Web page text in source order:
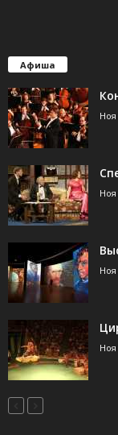
Афиша
Ноя
Ноя
Ноя
Ноя